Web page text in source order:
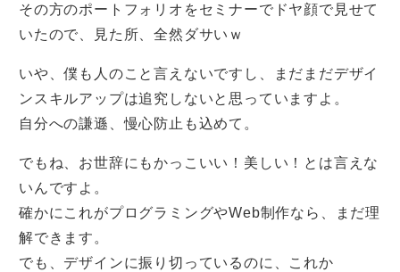
その方のポートフォリオをセミナーでドヤ顔で見せて
いたので、見た所、全然ダサいｗ
いや、僕も人のこと言えないですし、まだまだデザイ
ンスキルアップは追究しないと思っていますよ。
自分への謙遜、慢心防止も込めて。
でもね、お世辞にもかっこいい！美しい！とは言えな
いんですよ。
確かにこれがプログラミングやWeb制作なら、まだ理
解できます。
でも、デザインに振り切っているのに、これか